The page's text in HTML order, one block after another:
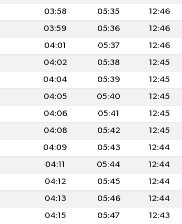
03:58 05:35
12:46
03:59 05:36
12:46
04:01 05:37
12:46
04:02 05:38
12:45
04:04 05:39
12:45
04:05 05:40
12:45
04:06 05:41
12:45
04:08 05:42
12:45
04:09 05:43
12:44
04:11 05:44
12:44
04:12 05:45
12:44
04:13 05:46
12:44
04:15 05:47 12:43